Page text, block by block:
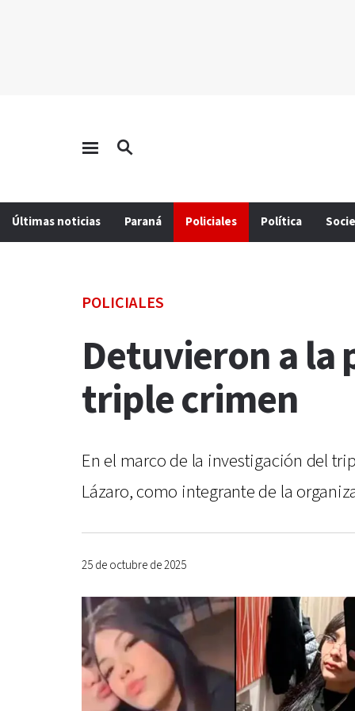
Últimas noticias Paraná Policiales Política
POLICIALES
Detuvieron a la
triple crimen
En el marco de la investigación del
Lázaro, como integrante de la
25 de octubre de 2025